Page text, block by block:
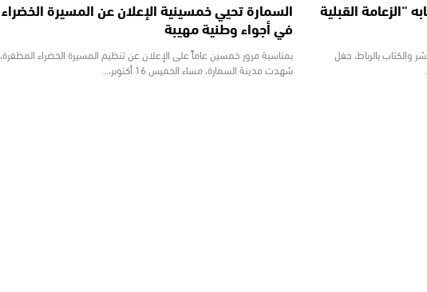
“الزعامة القبلية
والكتاب بالرباط، حفل
السمارة تحيي خمسينية الإعلان عن المسيرة الخضراء
في أجواء وطنية مهيبة
بمناسبة مرور خمسين عاماً على الإعلان عن تنظيم المسيرة الخضراء المظفرة،
شهدت مدينة السمارة، مساء الخميس 16 أكتوبر،…